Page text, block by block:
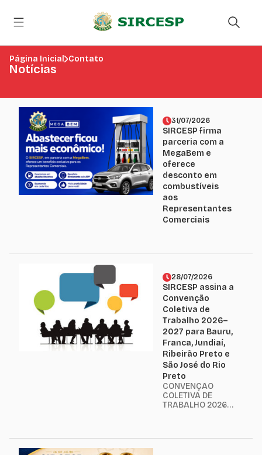
Página Inicial Contato
Notícias
31/07/2026
SIRCESP firma
parceria com a
MegaBem e
oferece
desconto em
combustíveis
aos
Representantes
Comerciais
28/07/2026
SIRCESP assina a
Convenção
Coletiva de
Trabalho 2026–
2027 para Bauru,
Franca, Jundiaí,
Ribeirão Preto e
São José do Rio
Preto
CONVENÇÃO
COLETIVA DE
TRABALHO 2026 –